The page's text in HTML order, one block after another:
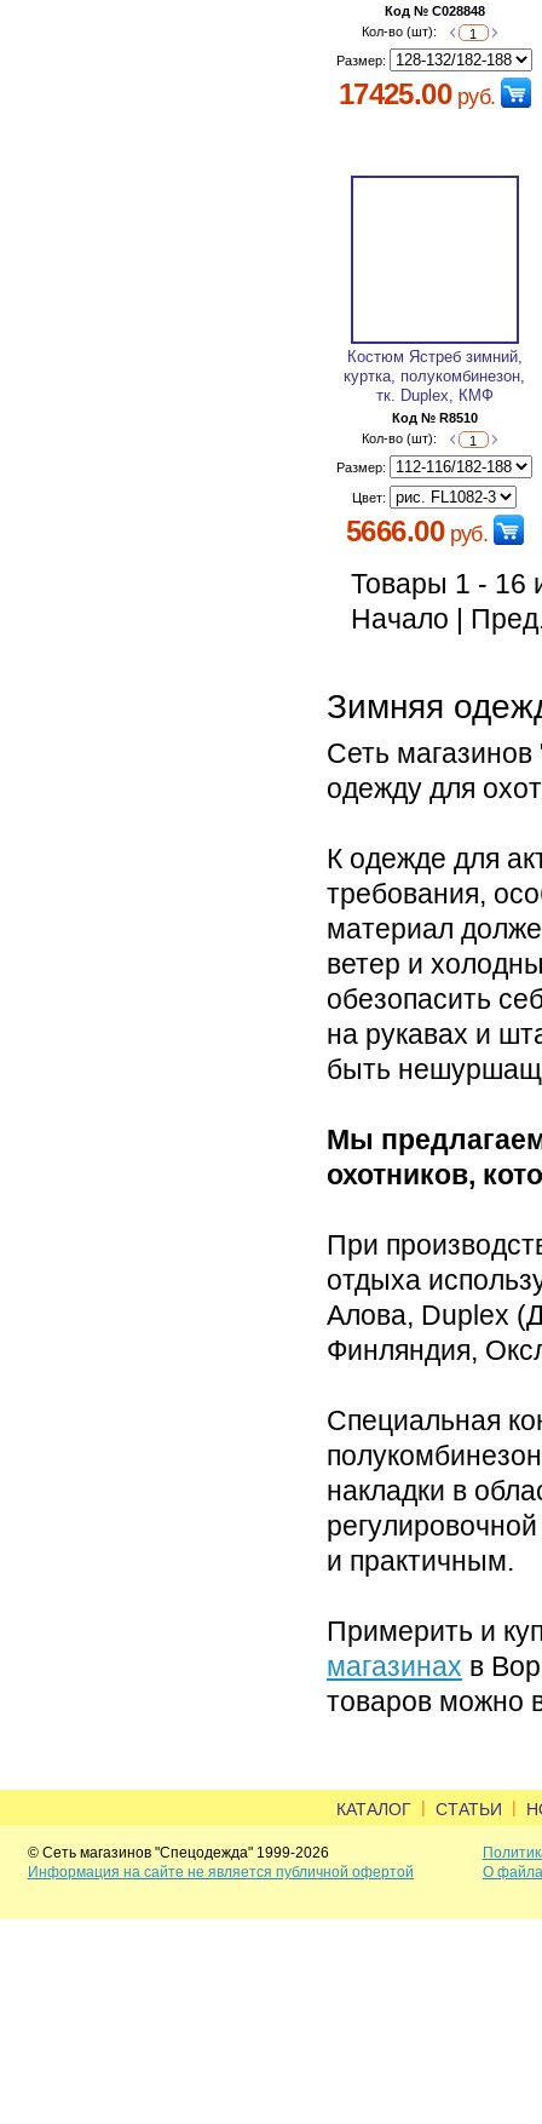
Код № C028848
Кол-во (шт):
Размер:
17425.00руб.
Костюм Ястреб зимний,
куртка, полукомбинезон,
тк. Duplex, КМФ
Код № R8510
Кол-во (шт):
Размер:
Цвет:
5666.00руб.
Товары 1 - 16
Начало |
Зимняя
Сеть
одежду для
К одежде для
требования,
материал
ветер и
обезопасить
на рукавах и
быть
Мы
охотников,
При
отдыха
Алова, Duplex
Финляндия,
Специальная
накладки в
и практичным.
Примерить и
магазинах в
товаров можно
КАТАЛОГ | СТАТЬИ |
© Сеть магазинов "Спецодежда" 1999-2026
Информация на сайте не является публичной офертой
О